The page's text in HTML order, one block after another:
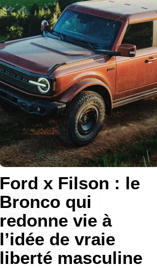
Ford x Filson : le
Bronco qui
redonne vie à
l’idée de vraie
liberté masculine